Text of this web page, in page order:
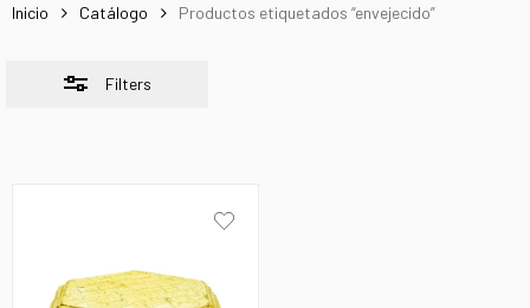
Inicio Catálogo Productos etiquetados “envejecido”
Filters